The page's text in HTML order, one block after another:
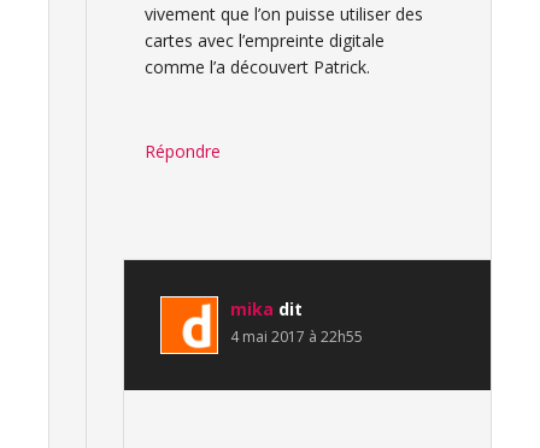
vivement que l’on puisse utiliser des
cartes avec l’empreinte digitale
comme l’a découvert Patrick.
Répondre
mika dit
4 mai 2017 à 22h55